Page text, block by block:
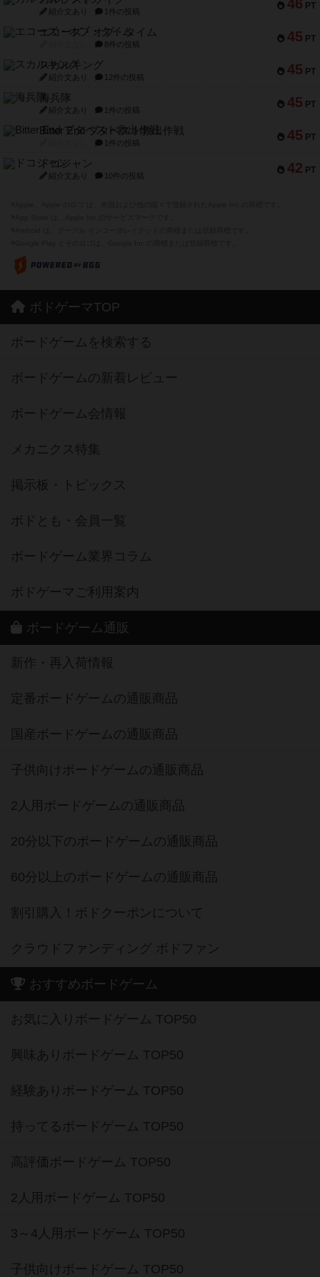
46 PT
紹介文あり 1件の投稿
45 PT
エコーズ・オブ・タイム
8件の投稿
45 PT
スカルキング
紹介文あり 12件の投稿
45 PT
海兵隊
紹介文あり 1件の投稿
45 PT
Bitter End ブタペスト救出作戦
1件の投稿
42 PT
ドコジャン
紹介文あり 10件の投稿
ボドゲーマTOP
ボードゲームを検索する
ボードゲームの新着レビュー
ボードゲーム会情報
メカニクス特集
掲示板・トピックス
ボドとも・会員一覧
ボードゲーム業界コラム
ボドゲーマご利用案内
ボードゲーム通販
新作・再入荷情報
定番ボードゲームの通販商品
国産ボードゲームの通販商品
子供向けボードゲームの通販商品
2人用ボードゲームの通販商品
20分以下のボードゲームの通販商品
60分以上のボードゲームの通販商品
割引購入！ボドクーポンについて
クラウドファンディング ボドファン
おすすめボードゲーム
お気に入りボードゲーム TOP50
興味ありボードゲーム TOP50
経験ありボードゲーム TOP50
持ってるボードゲーム TOP50
高評価ボードゲーム TOP50
2人用ボードゲーム TOP50
3～4人用ボードゲーム TOP50
子供向けボードゲーム TOP50